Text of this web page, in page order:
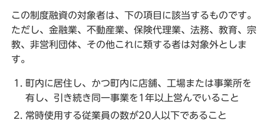
この制度融資の対象者は、下の項目に該当するものです。
ただし、金融業、不動産業、保険代理業、法務、教育、宗
教、非営利団体、その他これに類する者は対象外としま
す。
町内に居住し、かつ町内に店舗、工場または事業所を
有し、引き続き同一事業を1年以上営んでいること
常時使用する従業員の数が20人以下であること